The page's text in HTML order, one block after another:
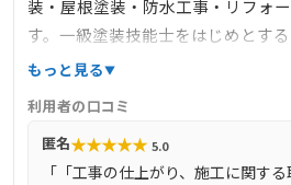
装・屋根塗装・防水工事・リフォ
す。一級塗装技能士をはじめとす
し、完全自社施工にこだわっていま
式サイトには多数の施工事例が掲
質や実績を確認できます。
もっと見る
利用者の口コミ
匿名★★★★★ 5.0
「「工事の仕上がり、施工に関す